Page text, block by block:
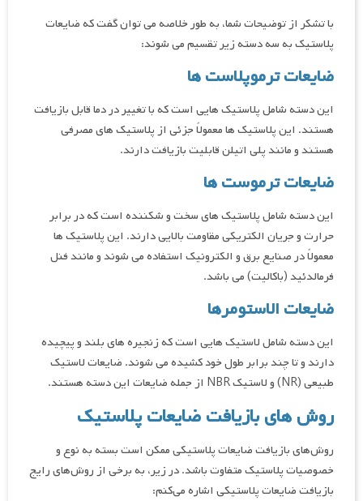
با تشکر از توضیحات شما، به طور خلاصه می توان گفت که ضایعات
پلاستیک به سه دسته زیر تقسیم می شوند:
ضایعات ترموپلاست ها
این دسته شامل پلاستیک هایی است که با تغییر در دما قابل بازیافت
هستند. این پلاستیک ها معمولاً جزئی از پلاستیک های مصرفی
هستند و مانند پلی اتیلن قابلیت بازیافت دارند.
ضایعات ترموست ها
این دسته شامل پلاستیک های سخت و شکننده است که در برابر
حرارت و جریان الکتریکی مقاومت بالایی دارند. این پلاستیک ها
معمولاً در صنایع برق و الکترونیک استفاده می شوند و مانند فنل
فرمالدئید (باکالیت) می باشد.
ضایعات الاستومرها
این دسته شامل لاستیک هایی است که زنجیره های بلند و پیچیده
دارند و تا چند برابر طول خود کشیده می شوند. ضایعات لاستیک
طبیعی (NR) و لاستیک NBR از جمله ضایعات این دسته هستند.
روش های بازیافت ضایعات پلاستیک
روش‌های بازیافت ضایعات پلاستیکی ممکن است بسته به نوع و
خصوصیات پلاستیک متفاوت باشد. در زیر، به برخی از روش‌های رایج
بازیافت ضایعات پلاستیکی اشاره می‌کنم: